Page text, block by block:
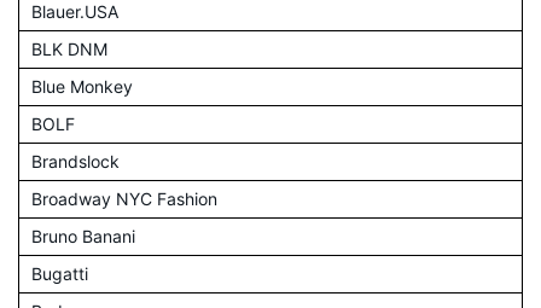
Blauer.USA
BLK DNM
Blue Monkey
BOLF
Brandslock
Broadway NYC Fashion
Bruno Banani
Bugatti